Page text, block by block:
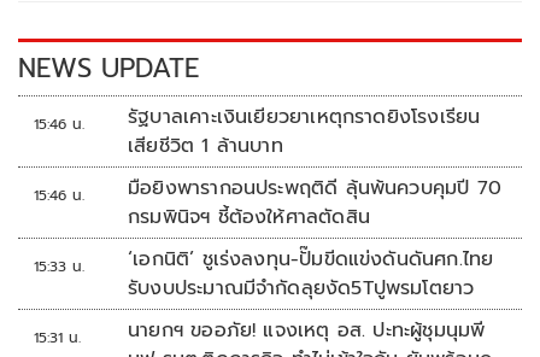
k k
NEWS UPDATE
15:46 น.
รัฐบาลเคาะเงินเยียวยาเหตุกราดยิงโรงเรียน
เสียชีวิต 1 ล้านบาท
15:46 น.
มือยิงพารากอนประพฤติดี ลุ้นพ้นควบคุมปี 70
กรมพินิจฯ ชี้ต้องให้ศาลตัดสิน
15:33 น.
‘เอกนิติ’ ชูเร่งลงทุน-ปั๊มขีดแข่งดันดันศก.ไทย
รับงบประมาณมีจำกัดลุยงัด5Tปูพรมโตยาว
15:31 น.
นายกฯ ขออภัย! แจงเหตุ อส. ปะทะผู้ชุมนุมพี